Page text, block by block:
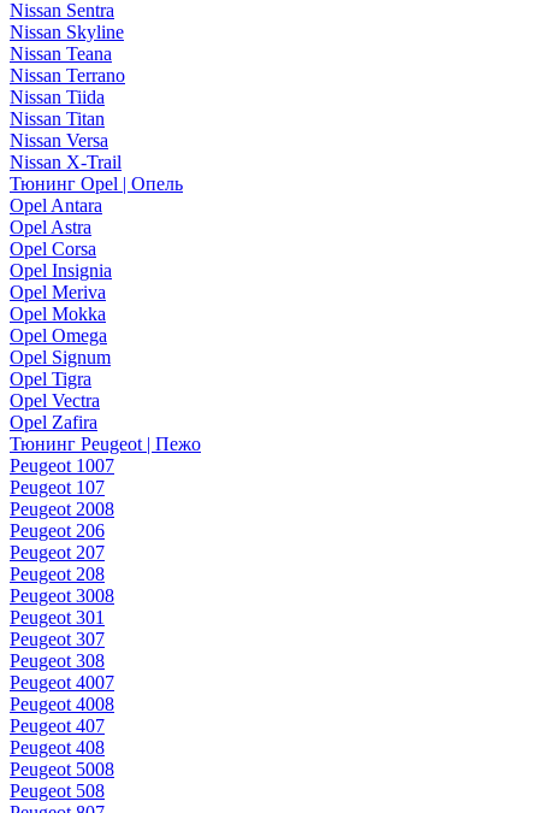
Nissan Sentra
Nissan Skyline
Nissan Teana
Nissan Terrano
Nissan Tiida
Nissan Titan
Nissan Versa
Nissan X-Trail
Тюнинг Opel | Опель
Opel Antara
Opel Astra
Opel Corsa
Opel Insignia
Opel Meriva
Opel Mokka
Opel Omega
Opel Signum
Opel Tigra
Opel Vectra
Opel Zafira
Тюнинг Peugeot | Пежо
Peugeot 1007
Peugeot 107
Peugeot 2008
Peugeot 206
Peugeot 207
Peugeot 208
Peugeot 3008
Peugeot 301
Peugeot 307
Peugeot 308
Peugeot 4007
Peugeot 4008
Peugeot 407
Peugeot 408
Peugeot 5008
Peugeot 508